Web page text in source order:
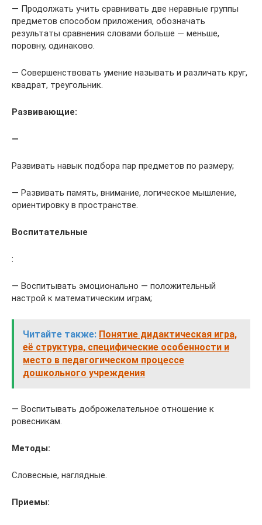
— Продолжать учить сравнивать две неравные группы
предметов способом приложения, обозначать
результаты сравнения словами больше — меньше,
поровну, одинаково.
— Совершенствовать умение называть и различать круг,
квадрат, треугольник.
Развивающие:
—
Развивать навык подбора пар предметов по размеру;
— Развивать память, внимание, логическое мышление,
ориентировку в пространстве.
Воспитательные
:
— Воспитывать эмоционально — положительный
настрой к математическим играм;
Читайте также: Понятие дидактическая игра,
её структура, специфические особенности и
место в педагогическом процессе
дошкольного учреждения
— Воспитывать доброжелательное отношение к
ровесникам.
Методы:
Словесные, наглядные.
Приемы: